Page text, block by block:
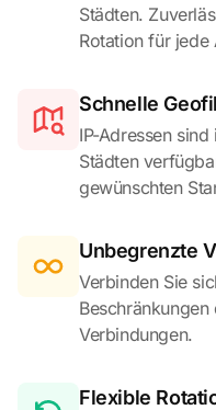
Städten.
Rotation für jede
Schnelle
IP-Adressen
Städten
gewünschten
Unbegrenzte
Verbinden Sie
Verbindungen.
Flexible